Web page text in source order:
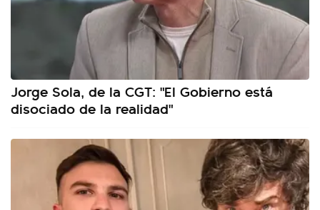
Jorge Sola, de la CGT: "El Gobierno está
disociado de la realidad"